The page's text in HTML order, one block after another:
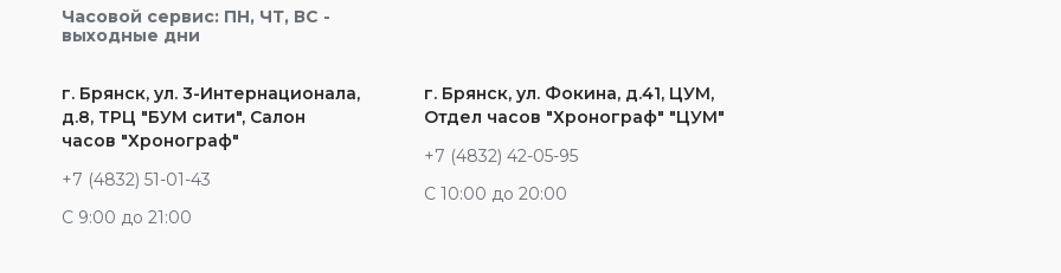
Часовой сервис: ПН, ЧТ, ВС -
выходные дни
г. Брянск, ул. 3-Интернационала,
д.8, ТРЦ "БУМ сити", Салон
часов "Хронограф"
+7 (4832) 51-01-43
С 9:00 до 21:00
г. Брянск, ул. Фокина, д.41, ЦУМ,
Отдел часов "Хронограф" "ЦУМ"
+7 (4832) 42-05-95
С 10:00 до 20:00